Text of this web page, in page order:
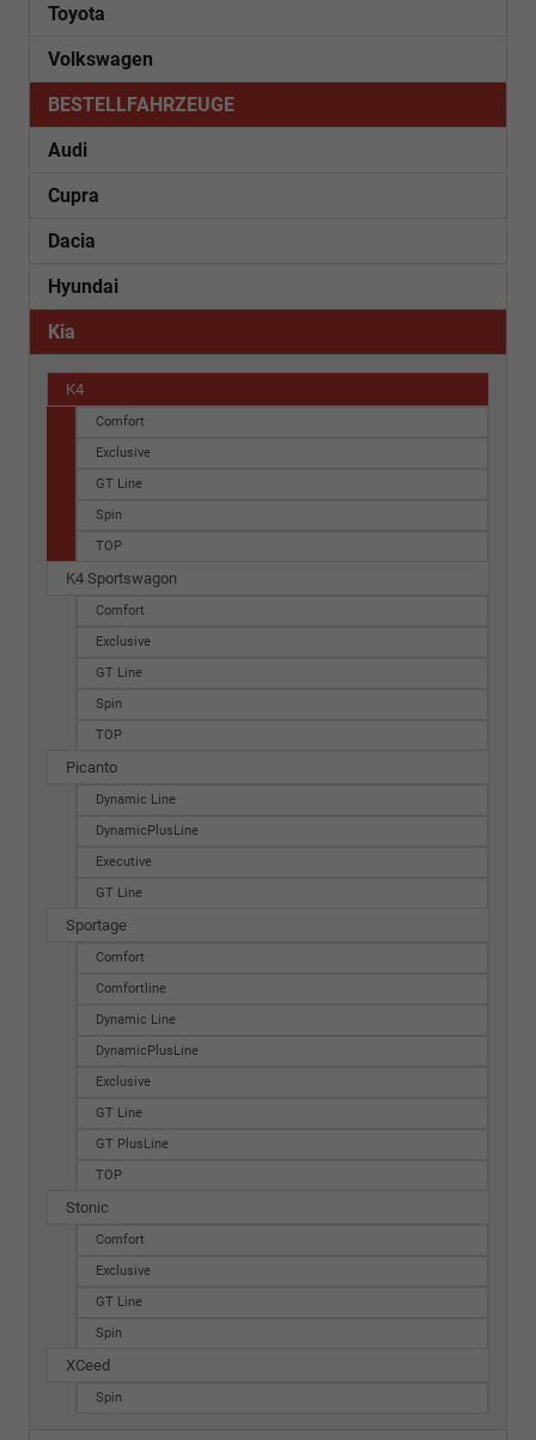
Toyota
Volkswagen
BESTELLFAHRZEUGE
Audi
Cupra
Dacia
Hyundai
Kia
K4
Comfort
Exclusive
GT Line
Spin
TOP
K4 Sportswagon
Comfort
Exclusive
GT Line
Spin
TOP
Picanto
Dynamic Line
DynamicPlusLine
Executive
GT Line
Sportage
Comfort
Comfortline
Dynamic Line
DynamicPlusLine
Exclusive
GT Line
GT PlusLine
TOP
Stonic
Comfort
Exclusive
GT Line
Spin
XCeed
Spin